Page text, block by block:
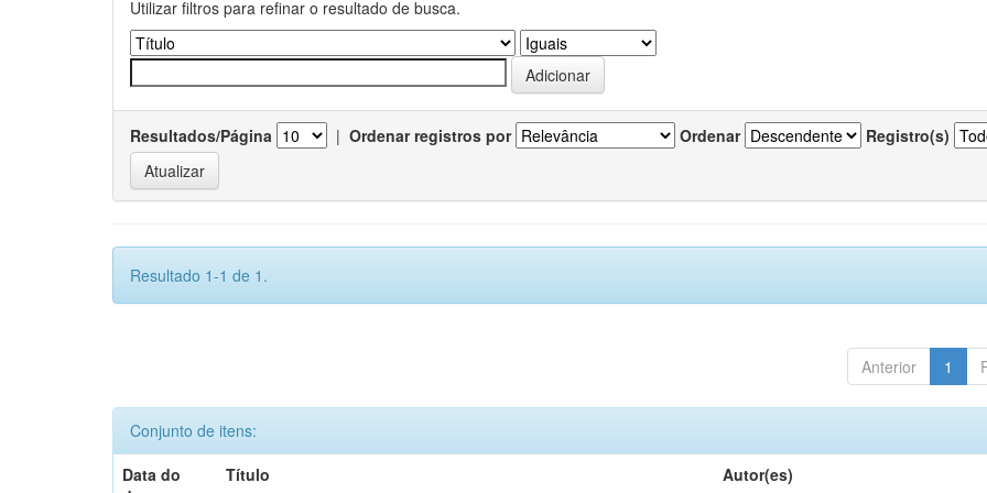
Utilizar filtros para refinar o resultado de busca.
Resultados/Página | Ordenar registros por Ordenar Registro(s)
Resultado 1-1 de 1.
Anterior 1
Conjunto de itens:
Data do
Título Autor(es)